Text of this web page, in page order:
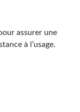
assurer une
à l’usage.